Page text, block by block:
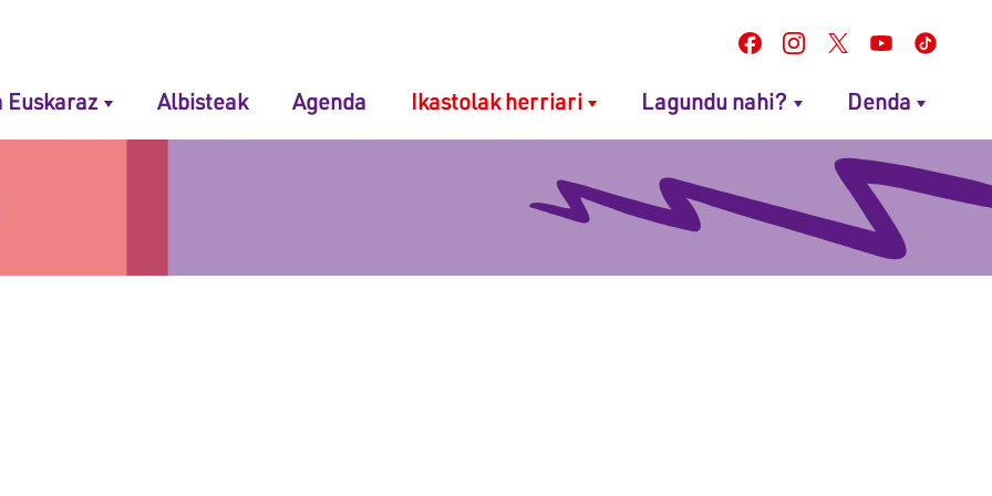
Euskaraz Albisteak Agenda Ikastolak herriari Lagundu nahi? Denda